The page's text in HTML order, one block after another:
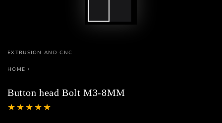
EXTRUSION AND CNC
HOME /
Button head Bolt M3-8MM